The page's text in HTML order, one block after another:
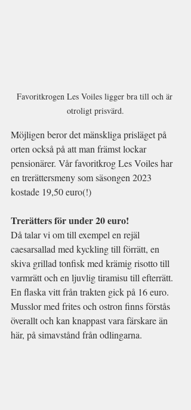
Favoritkrogen Les Voiles ligger bra till och är
otroligt prisvärd.
Möjligen beror det mänskliga prisläget på
orten också på att man främst lockar
pensionärer. Vår favoritkrog Les Voiles har
en trerättersmeny som säsongen 2023
kostade 19,50 euro(!)
Trerätters för under 20 euro!
Då talar vi om till exempel en rejäl
caesarsallad med kyckling till förrätt, en
skiva grillad tonfisk med krämig risotto till
varmrätt och en ljuvlig tiramisu till efterrätt.
En flaska vitt från trakten gick på 16 euro.
Musslor med frites och ostron finns förstås
överallt och kan knappast vara färskare än
här, på simavstånd från odlingarna.